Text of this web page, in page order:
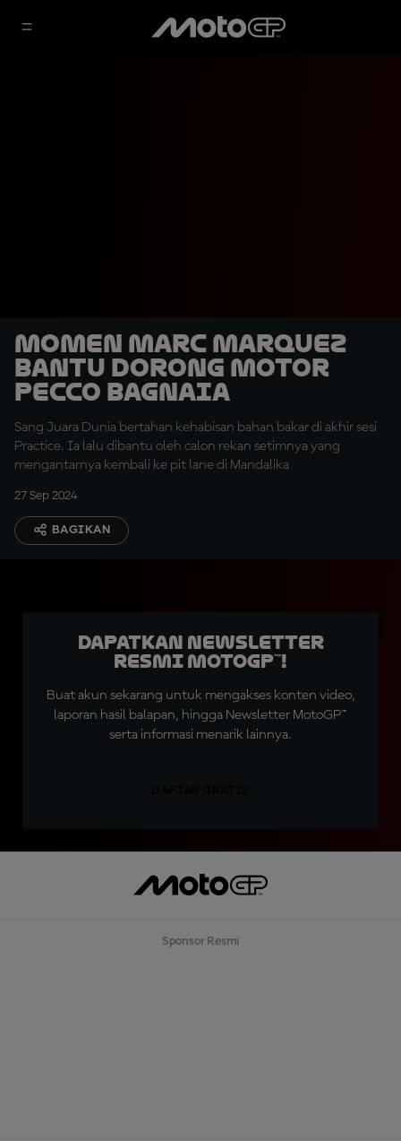
Momen Marc Marquez
Bantu Dorong Motor
Pecco Bagnaia
Sang Juara Dunia bertahan kehabisan bahan bakar di akhir sesi
Practice. Ia lalu dibantu oleh calon rekan setimnya yang
mengantarnya kembali ke pit lane di Mandalika
27 Sep 2024
BAGIKAN
Dapatkan Newsletter
Resmi MotoGP™!
Buat akun sekarang untuk mengakses konten video,
laporan hasil balapan, hingga Newsletter MotoGP™
serta informasi menarik lainnya.
Sponsor Resmi